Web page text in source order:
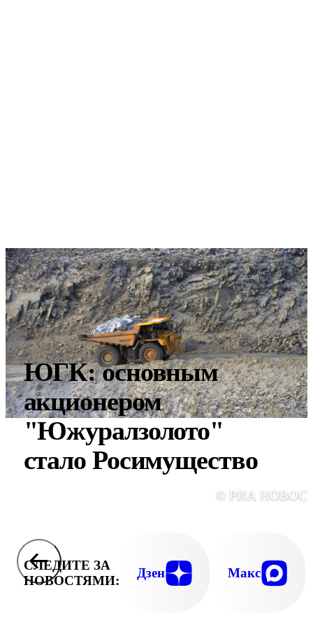
ЮГК: основным
акционером
"Южуралзолото"
стало Росимущество
© РИА
СЛЕДИТЕ ЗА
НОВОСТЯМИ:
Дзен Макс